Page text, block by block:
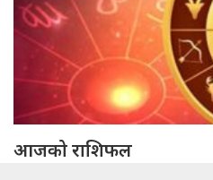
आजको राशिफल